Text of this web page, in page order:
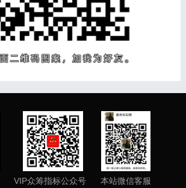
VIP众筹指标公众号 本站微信客服